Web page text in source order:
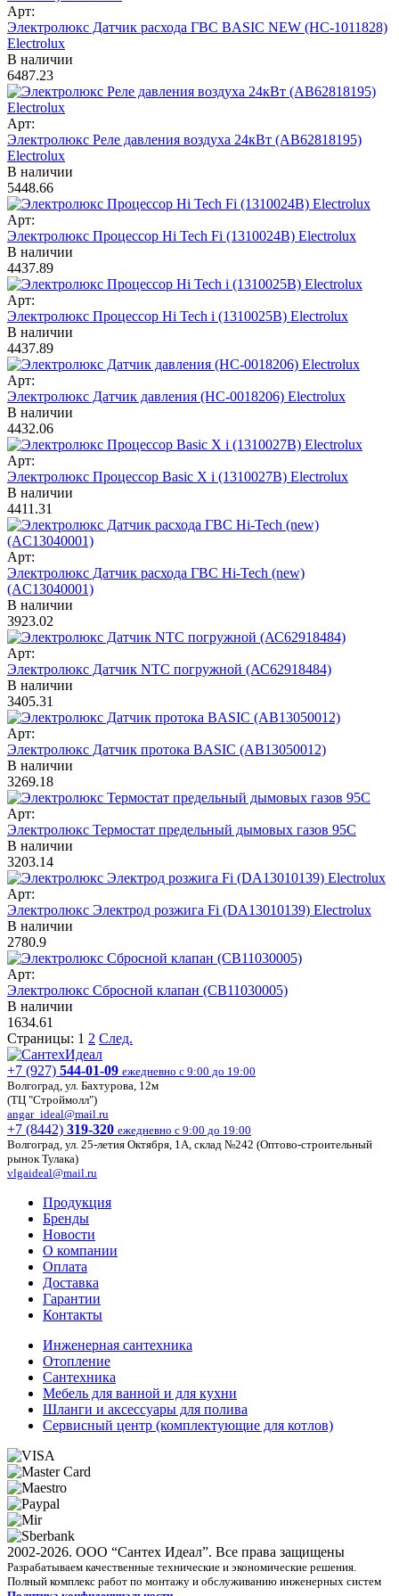
Арт:
Электролюкс Датчик расхода ГВС BASIC NEW (HC-1011828)
Electrolux
В наличии
6487.23
Арт:
Электролюкс Реле давления воздуха 24кВт (AB62818195)
Electrolux
В наличии
5448.66
Арт:
Электролюкс Процессор Hi Tech Fi (1310024B) Electrolux
В наличии
4437.89
Арт:
Электролюкс Процессор Hi Tech i (1310025B) Electrolux
В наличии
4437.89
Арт:
Электролюкс Датчик давления (НС-0018206) Electrolux
В наличии
4432.06
Арт:
Электролюкс Процессор Basic X i (1310027B) Electrolux
В наличии
4411.31
Арт:
Электролюкс Датчик расхода ГВС Hi-Tech (new)
(AC13040001)
В наличии
3923.02
Арт:
Электролюкс Датчик NTC погружной (АС62918484)
В наличии
3405.31
Арт:
Электролюкс Датчик протока BASIC (AB13050012)
В наличии
3269.18
Арт:
Электролюкс Термостат предельный дымовых газов 95С
В наличии
3203.14
Арт:
Электролюкс Электрод розжига Fi (DA13010139) Electrolux
В наличии
2780.9
Арт:
Электролюкс Сбросной клапан (СB11030005)
В наличии
1634.61
Страницы: 1 2 След.
+7 (927) 544-01-09 ежедневно с 9:00 до 19:00
Волгоград, ул. Бахтурова, 12м
(ТЦ "Строймолл")
angar_ideal@mail.ru
+7 (8442) 319-320 ежедневно с 9:00 до 19:00
Волгоград, ул. 25-летия Октября, 1А, склад №242 (Оптово-строительный
рынок Тулака)
vlgaideal@mail.ru
Продукция
Бренды
Новости
О компании
Оплата
Доставка
Гарантии
Контакты
Инженерная сантехника
Отопление
Сантехника
Мебель для ванной и для кухни
Шланги и аксессуары для полива
Сервисный центр (комплектующие для котлов)
2002-2026. ООО “Сантех Идеал”. Все права защищены
Разрабатываем качественные технические и экономические решения.
Полный комплекс работ по монтажу и обслуживанию инженерных систем